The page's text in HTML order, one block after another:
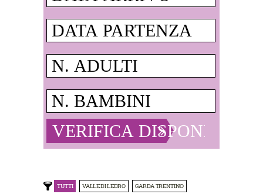
TUTTI VALLE DI LEDRO GARDA TRENTINO